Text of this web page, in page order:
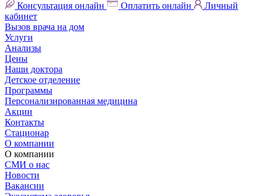
Консультация онлайн Оплатить онлайн
Личный
кабинет
Вызов врача на дом
Услуги
Анализы
Цены
Наши доктора
Детское отделение
Программы
Персонализированная медицина
Акции
Контакты
Стационар
О компании
О компании
СМИ о нас
Новости
Вакансии